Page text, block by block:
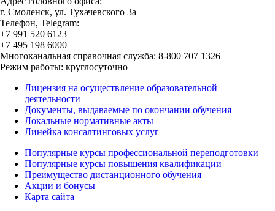
г. Смоленск, ул. Тухачевского 3а
Телефон, Telegram:
+7 991 520 6123
+7 495 198 6000
Многоканальная справочная служба: 8-800 707 1326
Режим работы: круглосуточно
Лицензия на осуществление образовательной
деятельности
Документы, выдаваемые по окончании обучения
Локальные нормативные акты
Линейка консалтинговых услуг
Популярные курсы профессиональной переподготовки
Популярные курсы повышения квалификации
Преимущество дистанционного обучения
Акции и бонусы
Карта сайта